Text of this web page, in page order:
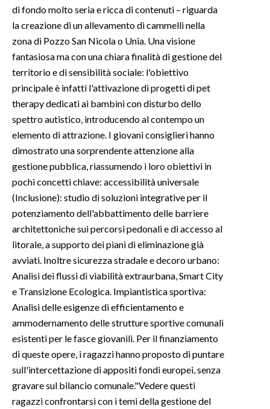
STORE
di fondo molto seria e ricca di contenuti – riguarda
la creazione di un allevamento di cammelli nella
zona di Pozzo San Nicola o Unia. Una visione
fantasiosa ma con una chiara finalità di gestione del
territorio e di sensibilità sociale: l'obiettivo
principale è infatti l'attivazione di progetti di pet
therapy dedicati ai bambini con disturbo dello
spettro autistico, introducendo al contempo un
elemento di attrazione. I giovani consiglieri hanno
dimostrato una sorprendente attenzione alla
gestione pubblica, riassumendo i loro obiettivi in
pochi concetti chiave: accessibilità universale
(Inclusione): studio di soluzioni integrative per il
potenziamento dell'abbattimento delle barriere
architettoniche sui percorsi pedonali e di accesso al
litorale, a supporto dei piani di eliminazione già
avviati. Inoltre sicurezza stradale e decoro urbano:
Analisi dei flussi di viabilità extraurbana, Smart City
e Transizione Ecologica. Impiantistica sportiva:
Analisi delle esigenze di efficientamento e
ammodernamento delle strutture sportive comunali
esistenti per le fasce giovanili. Per il finanziamento
di queste opere, i ragazzi hanno proposto di puntare
sull'intercettazione di appositi fondi europei, senza
gravare sul bilancio comunale."Vedere questi
ragazzi confrontarsi con i temi della gestione del